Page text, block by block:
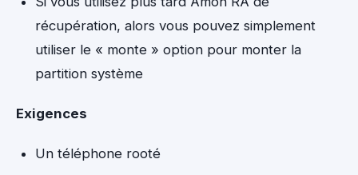
récupération, alors vous pouvez simplement
utiliser le « monte » option pour monter la
partition système
Exigences
Un téléphone rooté